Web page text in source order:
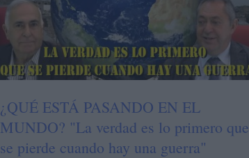
¿QUÉ ESTÁ PASANDO EN EL
MUNDO? "La verdad es lo primero que
se pierde cuando hay una guerra"